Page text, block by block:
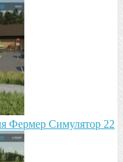
Фермер Симулятор 22